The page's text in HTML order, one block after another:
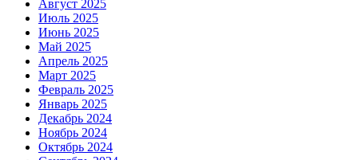
Август 2025
Июль 2025
Июнь 2025
Май 2025
Апрель 2025
Март 2025
Февраль 2025
Январь 2025
Декабрь 2024
Ноябрь 2024
Октябрь 2024